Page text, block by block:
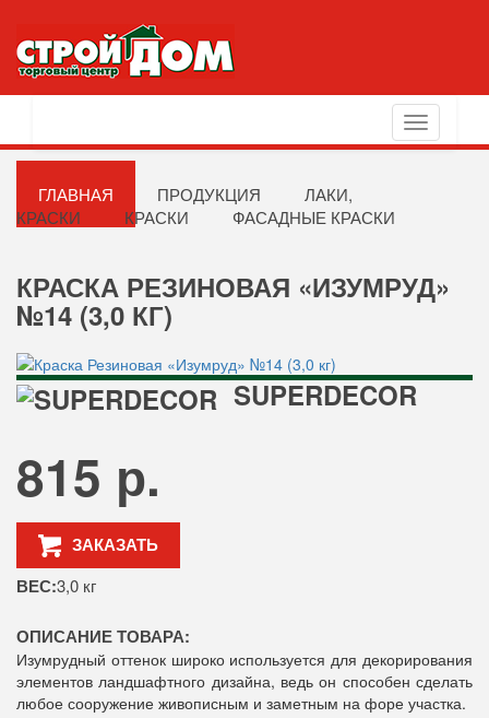
Toggle
navigation
ГЛАВНАЯ ПРОДУКЦИЯ
ЛАКИ,
КРАСКИ
КРАСКИ ФАСАДНЫЕ КРАСКИ
КРАСКА РЕЗИНОВАЯ «ИЗУМРУД»
№14 (3,0 КГ)
SUPERDECOR
815 р.
ЗАКАЗАТЬ
ВЕС:3,0 кг
ОПИСАНИЕ ТОВАРА:
Изумрудный оттенок широко используется для декорирования
элементов ландшафтного дизайна, ведь он способен сделать
любое сооружение живописным и заметным на форе участка.